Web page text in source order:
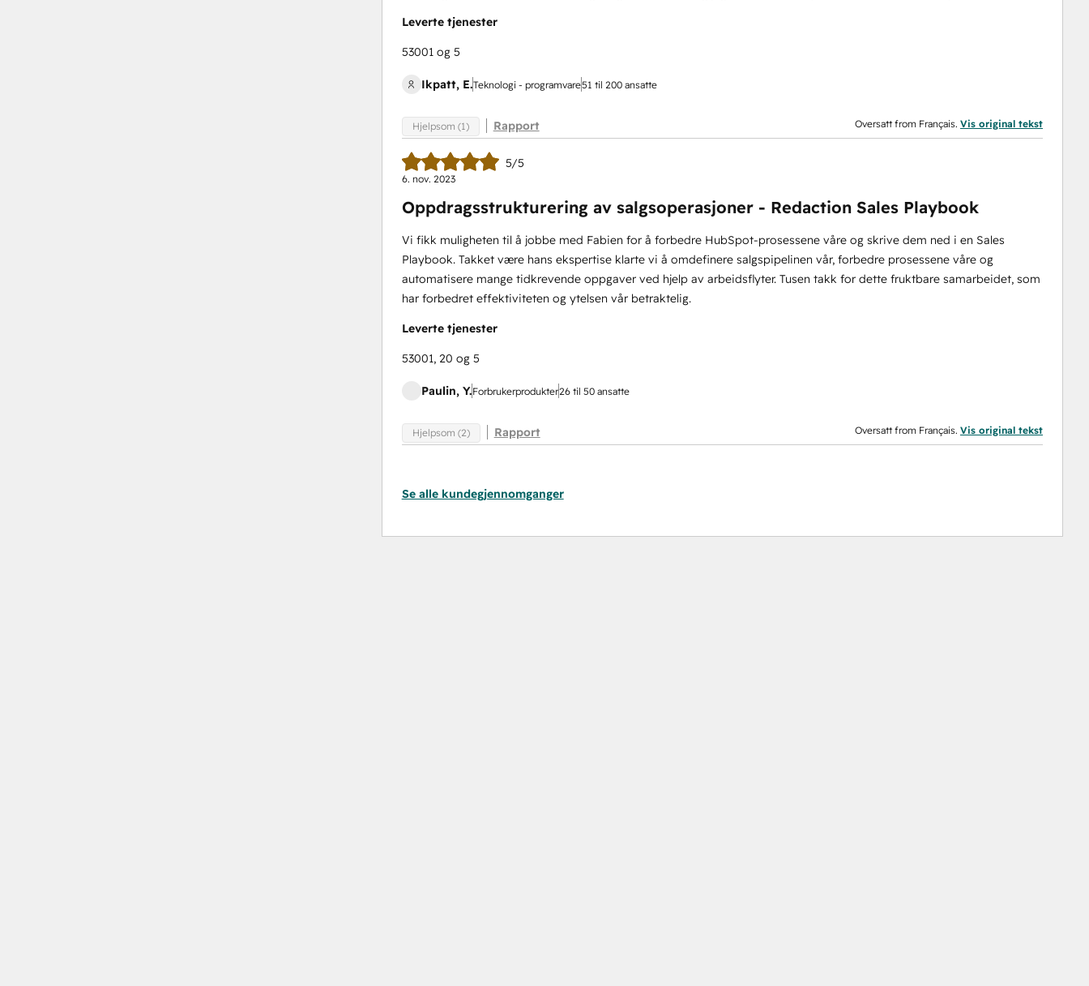
Leverte tjenester
53001 og 5
Ikpatt, E.Teknologi - programvare51 til 200 ansatte
Hjelpsom (1) Rapport Oversatt from Français. Vis original tekst
5/5
6. nov. 2023
Oppdragsstrukturering av salgsoperasjoner - Redaction Sales Playbook
Vi fikk muligheten til å jobbe med Fabien for å forbedre HubSpot-prosessene våre og skrive dem ned i en Sales
Playbook. Takket være hans ekspertise klarte vi å omdefinere salgspipelinen vår, forbedre prosessene våre og
automatisere mange tidkrevende oppgaver ved hjelp av arbeidsflyter. Tusen takk for dette fruktbare samarbeidet, som
har forbedret effektiviteten og ytelsen vår betraktelig.
Leverte tjenester
53001, 20 og 5
Paulin, Y.Forbrukerprodukter26 til 50 ansatte
Hjelpsom (2) Rapport Oversatt from Français. Vis original tekst
Se alle kundegjennomganger